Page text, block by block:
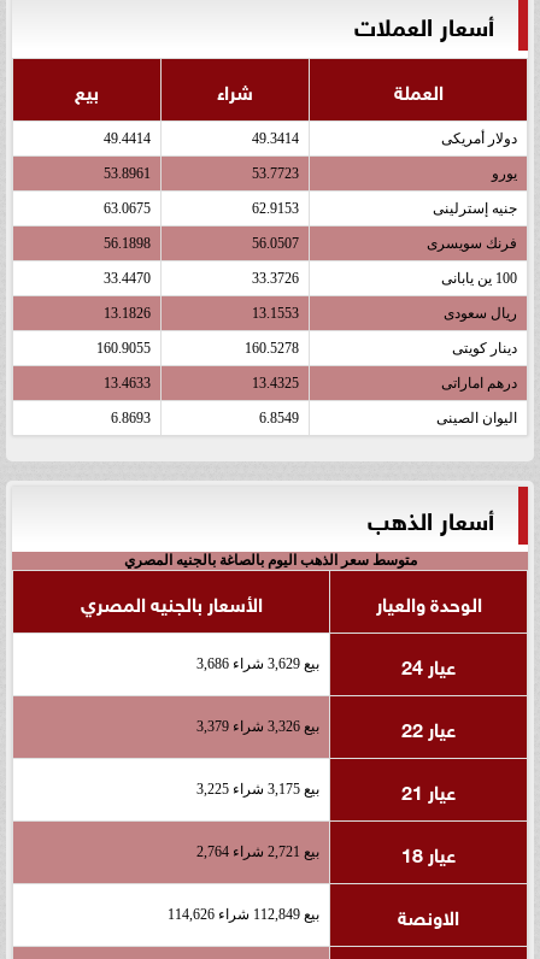
أسعار العملات
العملة شراء بيع
دولار أمريكى 49.3414
49.4414
يورو 53.7723
53.8961
جنيه إسترلينى 62.9153
63.0675
فرنك سويسرى 56.0507
56.1898
100 ين يابانى 33.3726
33.4470
ريال سعودى 13.1553
13.1826
دينار كويتى 160.5278
160.9055
درهم اماراتى 13.4325
13.4633
اليوان الصينى 6.8549
6.8693
أسعار الذهب
متوسط سعر الذهب اليوم بالصاغة بالجنيه المصري
الوحدة والعيار
الأسعار بالجنيه المصري
عيار 24
بيع 3,629 شراء 3,686
عيار 22 بيع 3,326 شراء 3,379
عيار 21 بيع 3,175 شراء 3,225
عيار 18 بيع 2,721 شراء 2,764
الاونصة بيع 112,849 شراء 114,626